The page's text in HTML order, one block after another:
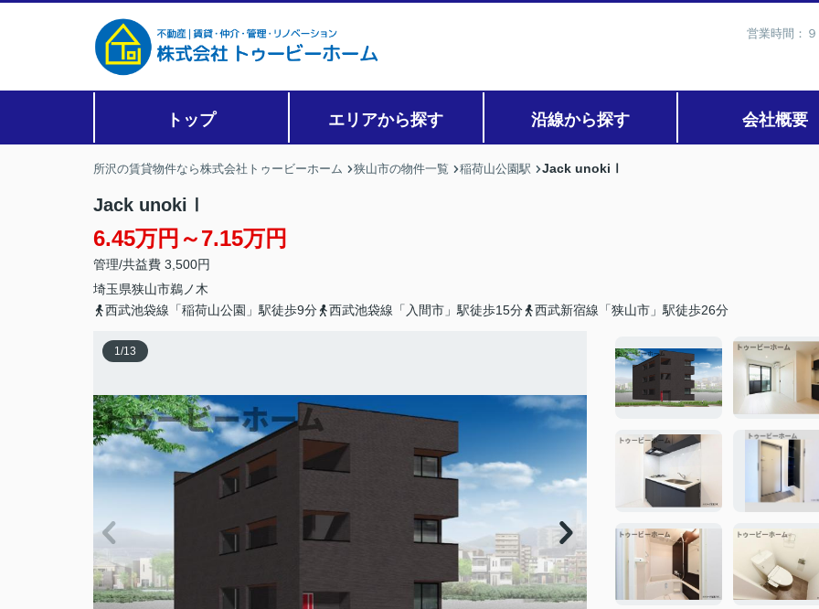
営業時間：
トップ エリアから探す 沿線から探す 会社概要
所沢の賃貸物件なら株式会社トゥービーホーム 狭山市の物件一覧 稲荷山公園駅 Jack unokiⅠ
Jack unokiⅠ
6.45万円～7.15万円
管理/共益費 3,500円
埼玉県狭山市鵜ノ木
西武池袋線「稲荷山公園」駅徒歩9分
西武池袋線「入間市」駅徒歩15分 西武新宿線「狭山市」駅徒歩26分
1/13